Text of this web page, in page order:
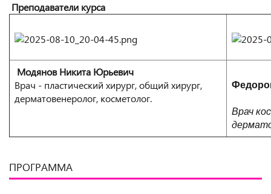
Преподаватели курса
Модянов Никита Юрьевич
Врач - пластический хирург, общий хирург,
дерматовенеролог, косметолог.
Врач
ПРОГРАММА